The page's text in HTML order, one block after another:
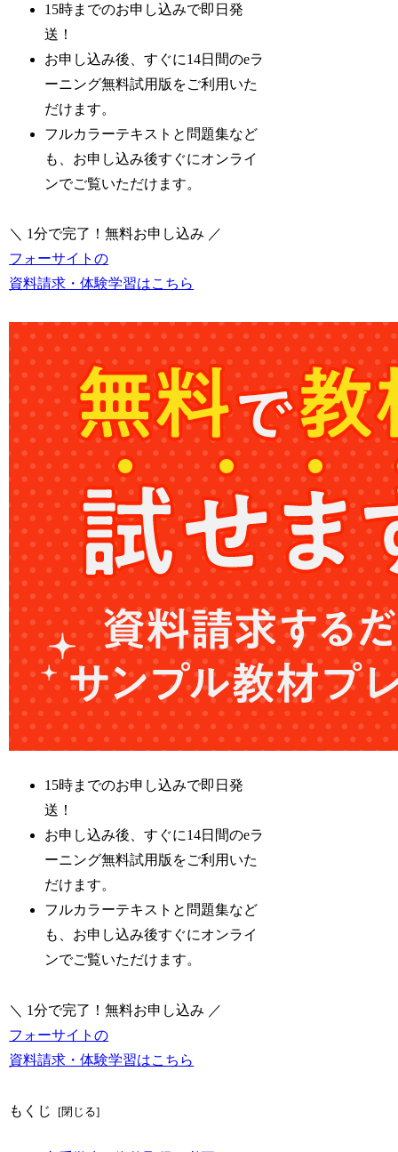
15時までのお申し込みで即日発
送！
お申し込み後、すぐに14日間のeラ
ーニング無料試用版をご利用いた
だけます。
フルカラーテキストと問題集など
も、お申し込み後すぐにオンライ
ンでご覧いただけます。
＼ 1分で完了！無料お申し込み ／
フォーサイトの
資料請求・体験学習はこちら
15時までのお申し込みで即日発
送！
お申し込み後、すぐに14日間のeラ
ーニング無料試用版をご利用いた
だけます。
フルカラーテキストと問題集など
も、お申し込み後すぐにオンライ
ンでご覧いただけます。
＼ 1分で完了！無料お申し込み ／
フォーサイトの
資料請求・体験学習はこちら
もくじ